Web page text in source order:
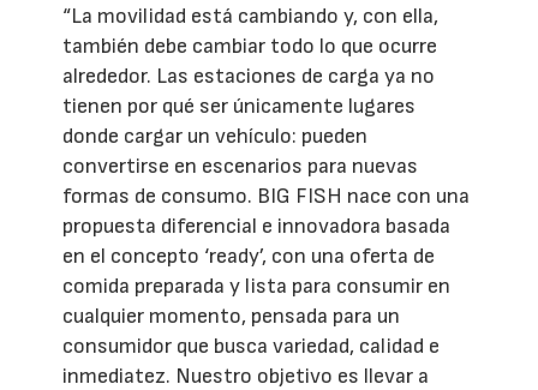
“La movilidad está cambiando y, con ella,
también debe cambiar todo lo que ocurre
alrededor. Las estaciones de carga ya no
tienen por qué ser únicamente lugares
donde cargar un vehículo: pueden
convertirse en escenarios para nuevas
formas de consumo. BIG FISH nace con una
propuesta diferencial e innovadora basada
en el concepto ‘ready’, con una oferta de
comida preparada y lista para consumir en
cualquier momento, pensada para un
consumidor que busca variedad, calidad e
inmediatez. Nuestro objetivo es llevar a